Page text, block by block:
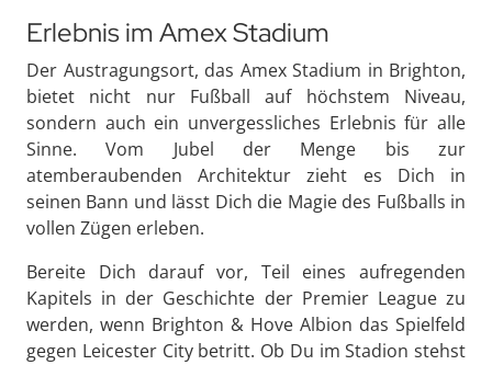
Erlebnis im Amex Stadium
Der Austragungsort, das Amex Stadium in Brighton,
bietet nicht nur Fußball auf höchstem Niveau,
sondern auch ein unvergessliches Erlebnis für alle
Sinne. Vom Jubel der Menge bis zur
atemberaubenden Architektur zieht es Dich in
seinen Bann und lässt Dich die Magie des Fußballs in
vollen Zügen erleben.
Bereite Dich darauf vor, Teil eines aufregenden
Kapitels in der Geschichte der Premier League zu
werden, wenn Brighton & Hove Albion das Spielfeld
gegen Leicester City betritt. Ob Du im Stadion stehst